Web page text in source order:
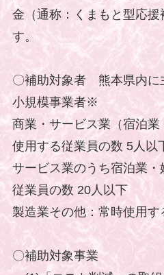
金（通称：くまもと型応援
す。
〇補助対象者 熊本県内に
小規模事業者※
商業・サービス業（宿泊
使用する従業員の数 5人以
サービス業のうち宿泊業
従業員の数 20人以下
製造業その他：常時使用
〇補助対象事業